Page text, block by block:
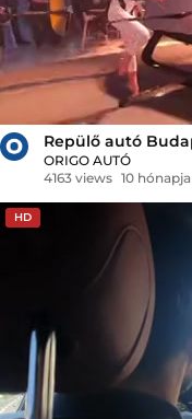
Repülő autó
ORIGO AUTÓ
4163 views 10 hónapja
HD